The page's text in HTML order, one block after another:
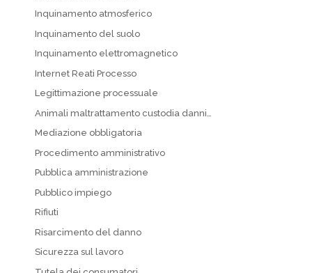
Inquinamento atmosferico
Inquinamento del suolo
Inquinamento elettromagnetico
Internet Reati Processo
Legittimazione processuale
Animali maltrattamento custodia danni…
Mediazione obbligatoria
Procedimento amministrativo
Pubblica amministrazione
Pubblico impiego
Rifiuti
Risarcimento del danno
Sicurezza sul lavoro